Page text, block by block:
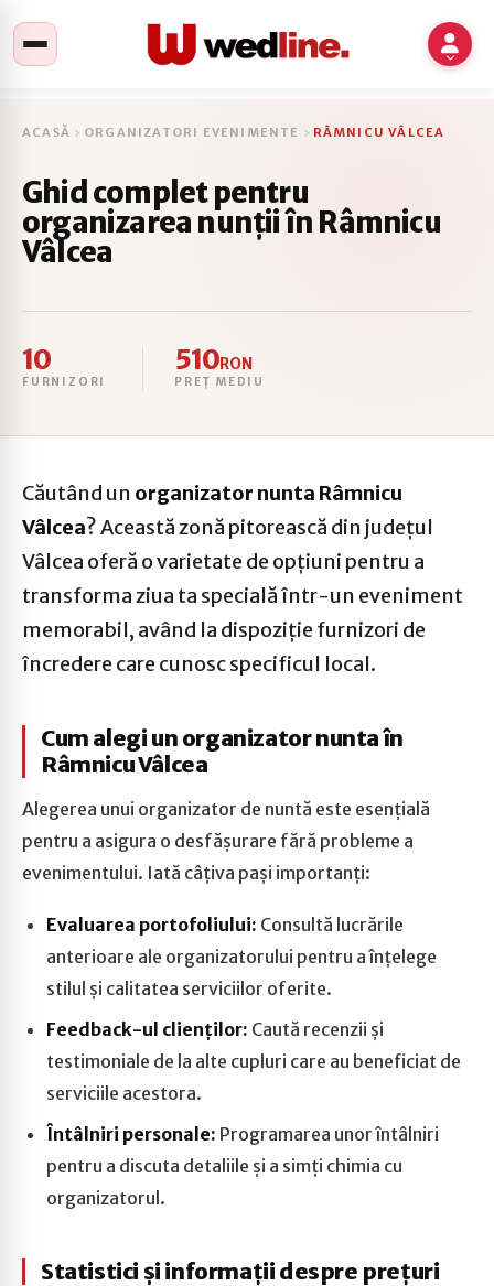
ACASĂ ORGANIZATORI EVENIMENTE RÂMNICU VÂLCEA
Ghid complet pentru
organizarea nunții în Râmnicu
Vâlcea
10
FURNIZORI
510RON
PREȚ MEDIU
Căutând un organizator nunta Râmnicu
Vâlcea? Această zonă pitorească din județul
Vâlcea oferă o varietate de opțiuni pentru a
transforma ziua ta specială într-un eveniment
memorabil, având la dispoziție furnizori de
încredere care cunosc specificul local.
Cum alegi un organizator nunta în
Râmnicu Vâlcea
Alegerea unui organizator de nuntă este esențială
pentru a asigura o desfășurare fără probleme a
evenimentului. Iată câțiva pași importanți:
Evaluarea portofoliului: Consultă lucrările
anterioare ale organizatorului pentru a înțelege
stilul și calitatea serviciilor oferite.
Feedback-ul clienților: Caută recenzii și
testimoniale de la alte cupluri care au beneficiat de
serviciile acestora.
Întâlniri personale: Programarea unor întâlniri
pentru a discuta detaliile și a simți chimia cu
organizatorul.
Statistici și informații despre prețuri